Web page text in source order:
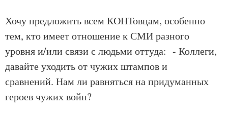
Хочу предложить всем КОНТовцам, особенно
тем, кто имеет отношение к СМИ разного
уровня и/или связи с людьми оттуда: - Коллеги,
давайте уходить от чужих штампов и
сравнений. Нам ли равняться на придуманных
героев чужих войн?